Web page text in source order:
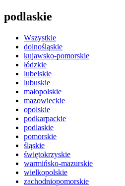
podlaskie
Wszystkie
dolnośląskie
kujawsko-pomorskie
łódzkie
lubelskie
lubuskie
małopolskie
mazowieckie
opolskie
podkarpackie
podlaskie
pomorskie
śląskie
świętokrzyskie
warmińsko-mazurskie
wielkopolskie
zachodniopomorskie